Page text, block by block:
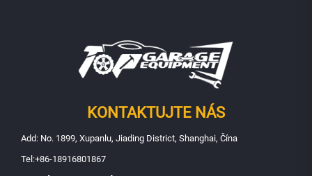
KONTAKTUJTE NÁS
Add: No. 1899, Xupanlu, Jiading District, Shanghai, Čína
Tel:+86-18916801867